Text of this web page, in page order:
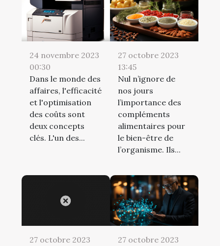
24 novembre 2023
00:30
Dans le monde des
affaires, l'efficacité
et l'optimisation
des coûts sont
deux concepts
clés. L'un des...
27 octobre 2023
13:45
Nul n’ignore de
nos jours
l’importance des
compléments
alimentaires pour
le bien-être de
l’organisme. Ils...
27 octobre 2023
27 octobre 2023